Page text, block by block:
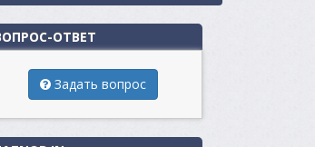
ОТВЕТ
Задать вопрос